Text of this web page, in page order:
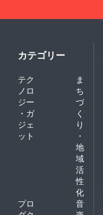
カテゴリー
テク
ノロ
ジー
・ガ
ジェ
ット
ま
ち
づ
く
り
・
地
域
活
性
化
プロ
音